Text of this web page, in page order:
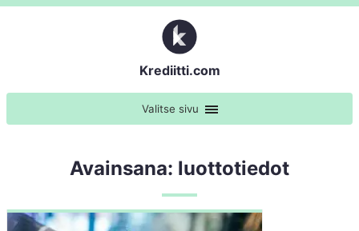
Krediitti.com
Valitse sivu
Avainsana: luottotiedot